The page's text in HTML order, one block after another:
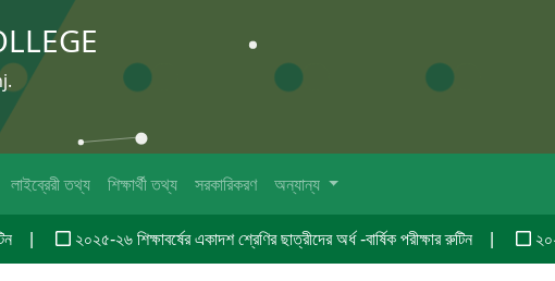
লাইব্রেরী তথ্য শিক্ষার্থী তথ্য সরকারিকরণ অন্যান্য
২০২৫-২৬ শিক্ষাবর্ষের একাদশ শ্রেণির ছাত্রীদের অর্ধ -বার্ষিক পরীক্ষার রুটিন ২০২৫-